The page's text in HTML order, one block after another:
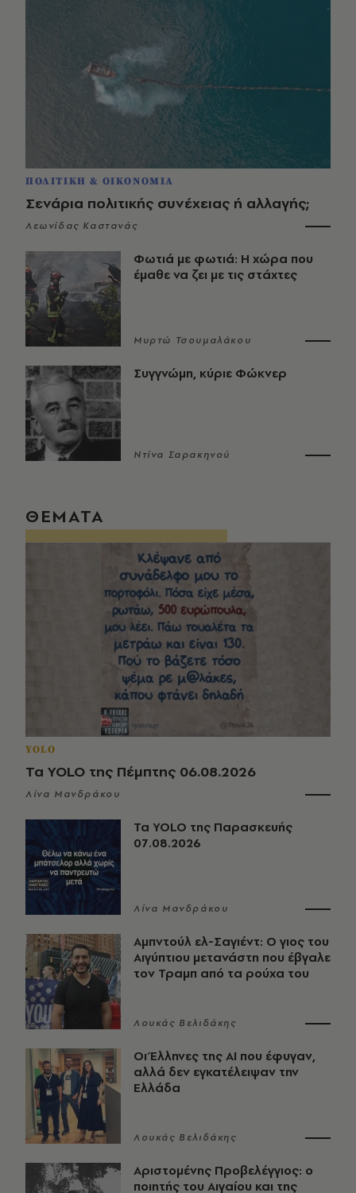
ΠΟΛΙΤΙΚΗ & ΟΙΚΟΝΟΜΙΑ
Σενάρια πολιτικής συνέχειας ή αλλαγής;
Λεωνίδας Καστανάς
Φωτιά με φωτιά: Η χώρα που
έμαθε να ζει με τις στάχτες
Μυρτώ Τσουμαλάκου
Συγγνώμη, κύριε Φώκνερ
Ντίνα Σαρακηνού
ΘΕΜΑΤΑ
YOLO
Τα YOLO της Πέμπτης 06.08.2026
Λίνα Μανδράκου
Τα YOLO της Παρασκευής
07.08.2026
Λίνα Μανδράκου
Αμπντούλ ελ-Σαγιέντ: Ο γιος του
Αιγύπτιου μετανάστη που έβγαλε
τον Τραμπ από τα ρούχα του
Λουκάς Βελιδάκης
Οι Έλληνες της ΑΙ που έφυγαν,
αλλά δεν εγκατέλειψαν την
Ελλάδα
Λουκάς Βελιδάκης
Αριστομένης Προβελέγγιος: ο
ποιητής του Αιγαίου και της